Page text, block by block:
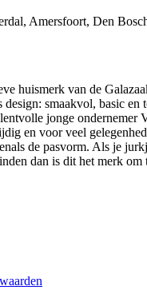
Amersfoort, Den
huismerk van de
design: smaakvol, basic en
jonge ondernemer
en voor veel
de pasvorm. Als je
dan is dit het merk